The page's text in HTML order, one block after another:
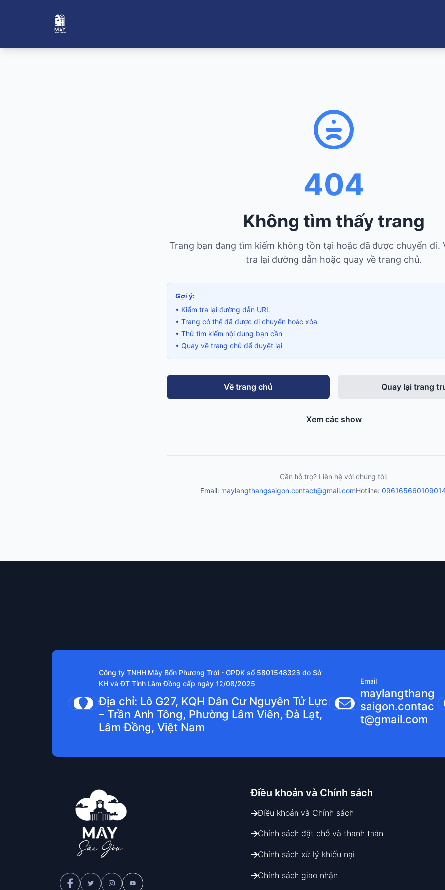
404
Không tìm thấy trang
Trang bạn đang tìm kiếm không tồn tại hoặc đã được chuyển đi.
tra lại đường dẫn hoặc quay về trang chủ.
Gợi ý:
• Kiểm tra lại đường dẫn URL
• Trang có thể đã được di chuyển hoặc xóa
• Thử tìm kiếm nội dung bạn cần
• Quay về trang chủ để duyệt lại
Về trang chủ Quay lại trang
Xem các show
Cần hỗ trợ? Liên hệ với chúng tôi:
Email: maylangthangsaigon.contact@gmail.comHotline: 0961656601
Công ty TNHH Mây Bốn Phương Trời - GPDK số 5801548326 do Sở
KH và ĐT Tỉnh Lâm Đồng cấp ngày 12/08/2025
Địa chỉ: Lô G27, KQH Dân Cư Nguyên Tử Lực
– Trần Anh Tông, Phường Lâm Viên, Đà Lạt,
Lâm Đồng, Việt Nam
Email
maylangthang
saigon.contac
t@gmail.com
Điều khoản và Chính sách
Điều khoản và Chính sách
Chính sách đặt chỗ và thanh toán
Chính sách xử lý khiếu nại
Chính sách giao nhận